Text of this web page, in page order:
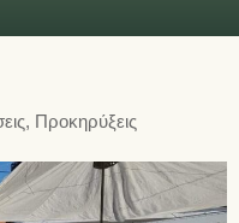
, Προκηρύξεις